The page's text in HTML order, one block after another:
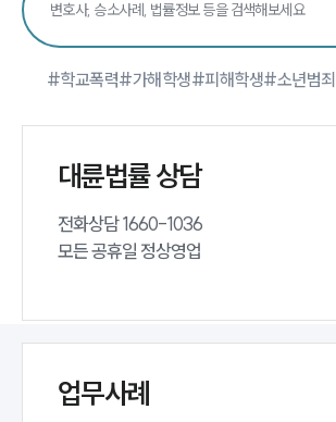
업무분야
학교폭력대응팀 업무
전체
구성원 소개
학교폭력전문변호사
언론보도
공지사항
#학교폭력#가해학생#피해학생#소년범죄
대륜법률 상담
전화상담 1660-1036
모든 공휴일 정상영업
업무사례